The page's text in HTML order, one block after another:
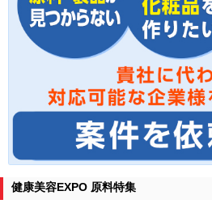
健康美容EXPO 原料特集